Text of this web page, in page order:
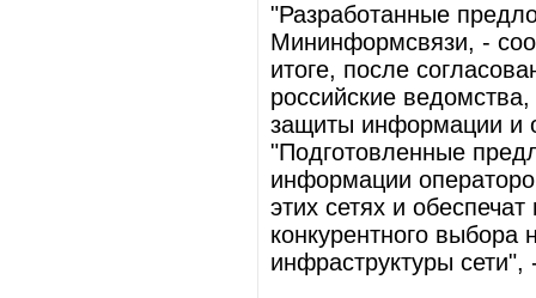
"Разработанные
Мининформсвязи, -
итоге, после
российские
защиты информации и
"Подготовленные
информации
этих сетях и
конкурентного выбора
инфраструктуры